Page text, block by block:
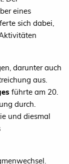
eines
sich dabei,
darunter auch
aus.
führte am 20.
durch.
und diesmal